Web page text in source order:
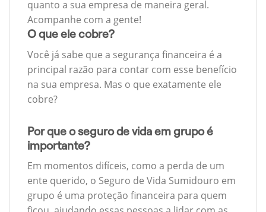
quanto a sua empresa de maneira geral.
Acompanhe com a gente!
O que ele cobre?
Você já sabe que a segurança financeira é a
principal razão para contar com esse benefício
na sua empresa. Mas o que exatamente ele
cobre?
Por que o seguro de vida em grupo é
importante?
Em momentos difíceis, como a perda de um
ente querido, o Seguro de Vida Sumidouro em
grupo é uma proteção financeira para quem